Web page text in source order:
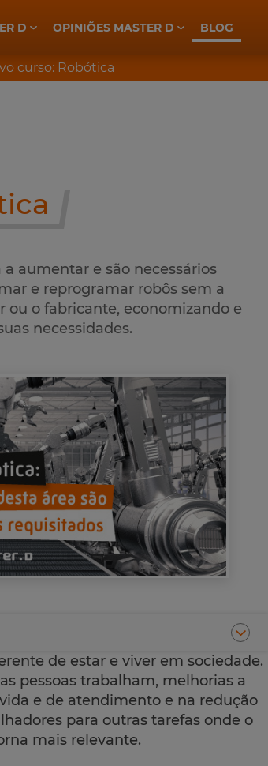
D OPINIÕES MASTER D BLOG
curso: Robótica
aumentar e são necessários
e reprogramar robôs sem a
ou o fabricante, economizando e
necessidades.
de estar e viver em sociedade.
pessoas trabalham, melhorias a
e de atendimento e na redução
para outras tarefas onde o
mais relevante.